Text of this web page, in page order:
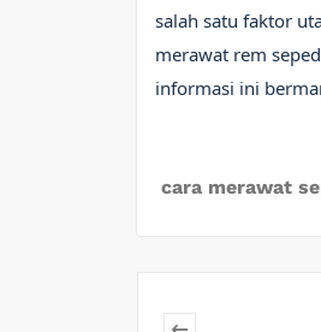
salah satu faktor
merawat rem
informasi ini
cara merawat